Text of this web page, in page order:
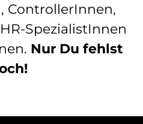
ControllerInnen,
SpezialistInnen
Nur Du fehlst